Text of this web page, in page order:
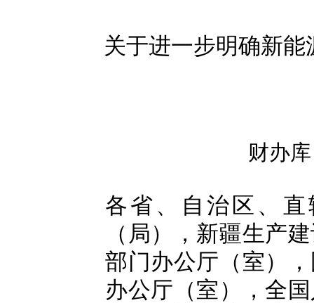
关于进一步明确新
财办
各省、自治区、
（局），新疆生产
部门办公厅（室）
办公厅（室），全